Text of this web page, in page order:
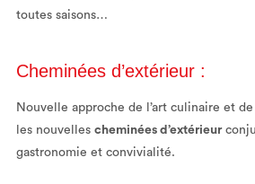
toutes saisons…
Cheminées d’extérieur :
Nouvelle approche de l’art culinaire et
les nouvelles cheminées d’extérieur
gastronomie et convivialité.